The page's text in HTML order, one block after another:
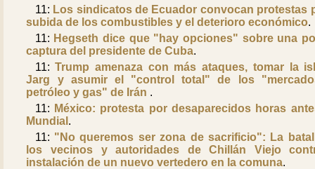
11: Los sindicatos de Ecuador convocan protestas
subida de los combustibles y el deterioro económico.
11: Hegseth dice que "hay opciones" sobre una
captura del presidente de Cuba.
11:Trump amenaza con más ataques, tomar la
Jarg y asumir el "control total" de los
petróleo y gas" de Irán .
11: México: protesta por desaparecidos horas
Mundial .
11: "No queremos ser zona de sacrificio": La
los vecinos y autoridades de Chillán Viejo
instalación de un nuevo vertedero en la comuna.